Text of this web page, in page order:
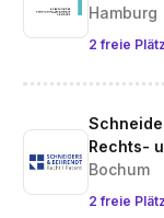
Hamburg
2 freie
Rechts-
Bochum
2 freie